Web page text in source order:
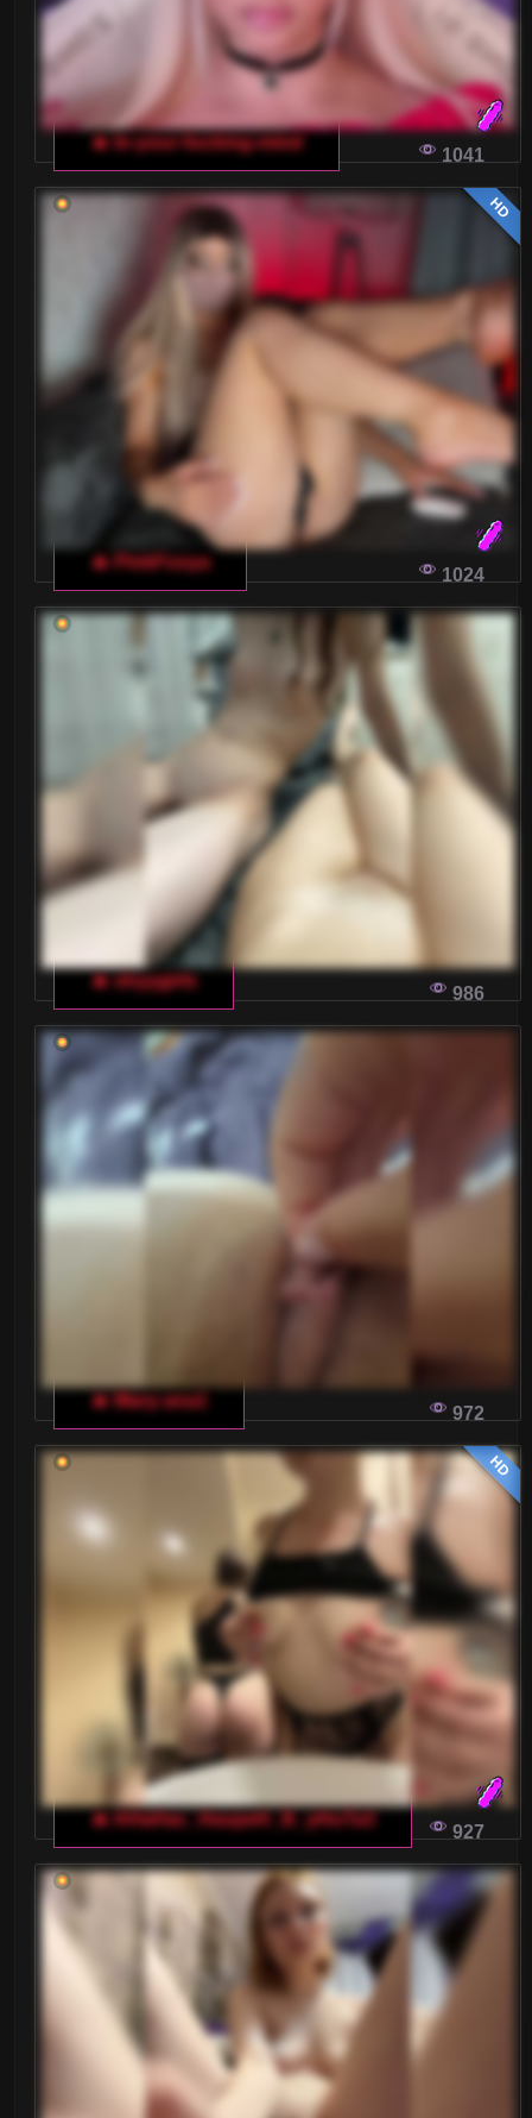
🔥 In-your-fucking-mind
1041
HD
🔥 PinkFoxya
1024
🔥 shyygirls
986
🔥 Mary-ana1
972
HD
🔥 AHaHac_HaxpeH_B_yHuTa3
927